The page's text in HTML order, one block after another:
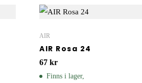
AIR
AIR Rosa 24
67 kr
Finns i lager,